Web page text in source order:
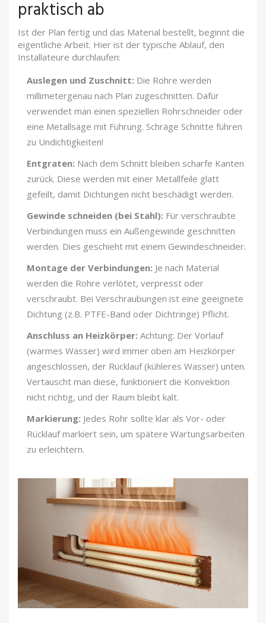
praktisch ab
Ist der Plan fertig und das Material bestellt, beginnt die
eigentliche Arbeit. Hier ist der typische Ablauf, den
Installateure durchlaufen:
Auslegen und Zuschnitt: Die Rohre werden
millimetergenau nach Plan zugeschnitten. Dafür
verwendet man einen speziellen Rohrschneider oder
eine Metallsäge mit Führung. Schräge Schnitte führen
zu Undichtigkeiten!
Entgraten: Nach dem Schnitt bleiben scharfe Kanten
zurück. Diese werden mit einer Metallfeile glatt
gefeilt, damit Dichtungen nicht beschädigt werden.
Gewinde schneiden (bei Stahl): Für verschraubte
Verbindungen muss ein Außengewinde geschnitten
werden. Dies geschieht mit einem Gewindeschneider.
Montage der Verbindungen: Je nach Material
werden die Rohre verlötet, verpresst oder
verschraubt. Bei Verschraubungen ist eine geeignete
Dichtung (z.B. PTFE-Band oder Dichtringe) Pflicht.
Anschluss an Heizkörper: Achtung: Der Vorlauf
(warmes Wasser) wird immer oben am Heizkörper
angeschlossen, der Rücklauf (kühleres Wasser) unten.
Vertauscht man diese, funktioniert die Konvektion
nicht richtig, und der Raum bleibt kalt.
Markierung: Jedes Rohr sollte klar als Vor- oder
Rücklauf markiert sein, um spätere Wartungsarbeiten
zu erleichtern.